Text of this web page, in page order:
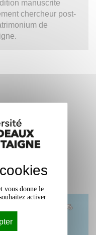
manuscrite
chercheur post-
de
d’un manuscrit
vous donne le
activer